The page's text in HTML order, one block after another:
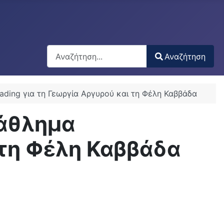
Αναζήτηση
Type 2 or more characters for results.
Αναζήτηση
για τη Γεωργία Αργυρού και τη Φέλη Καββάδα
Φέλη Καββάδα